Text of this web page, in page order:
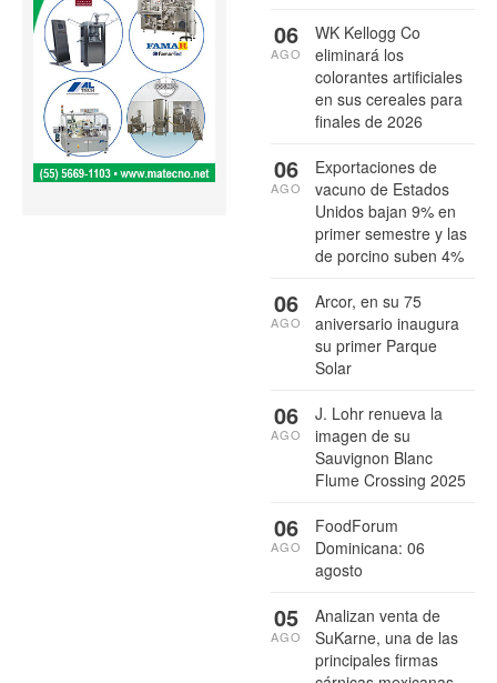
WK Kellogg Co
eliminará los
colorantes artificiales
en sus cereales para
finales de 2026
06
AGO
Exportaciones de
vacuno de Estados
Unidos bajan 9% en
primer semestre y las
de porcino suben 4%
06
AGO
Arcor, en su 75
aniversario inaugura
su primer Parque
Solar
06
AGO
J. Lohr renueva la
imagen de su
Sauvignon Blanc
Flume Crossing 2025
06
AGO
FoodForum
Dominicana: 06
agosto
06
AGO
Analizan venta de
SuKarne, una de las
principales firmas
05
AGO